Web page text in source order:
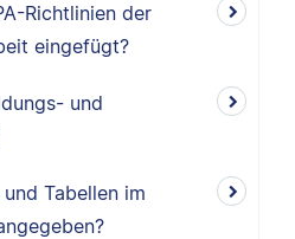
Richtlinien der
eingefügt?
und
Tabellen im